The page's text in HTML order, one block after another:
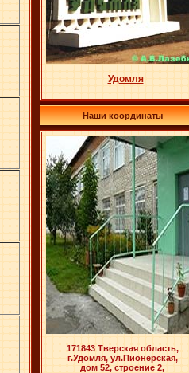
Удомля
Наши координаты
171843 Тверская область,
г.Удомля, ул.Пионерская,
дом 52, строение 2,